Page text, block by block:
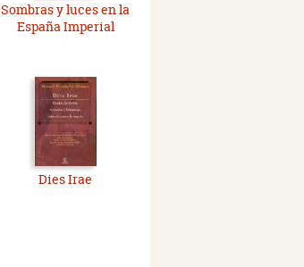
Sombras y luces en la
España Imperial
Dies Irae